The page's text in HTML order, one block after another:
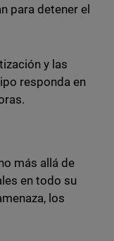
para detener el
y las
responda en
más allá de
en todo su
los